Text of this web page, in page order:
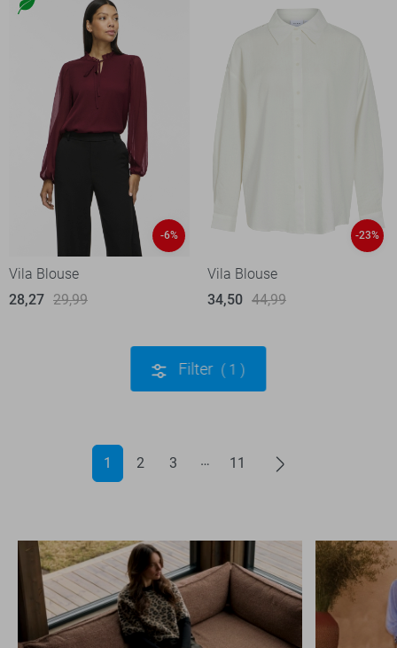
-6%
Vila Blouse
28,27 29,99
-23%
Vila Blouse
34,50 44,99
Filter 1
1 2 3 11